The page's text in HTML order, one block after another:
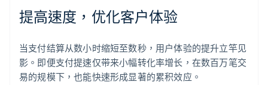
提高速度，优化客户体验
当支付结算从数小时缩短至数秒，用户体验的提升立竿见
影。即便支付提速仅带来小幅转化率增长，在数百万笔交
易的规模下，也能快速形成显著的累积效应。